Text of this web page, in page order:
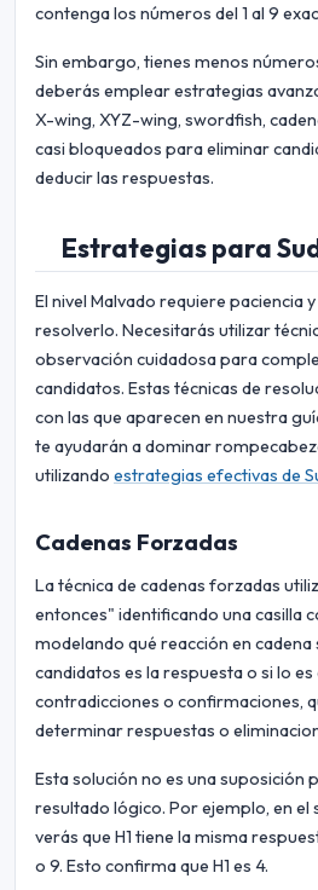
contenga los números del 1 al 9
Sin embargo, tienes menos
deberás emplear estrategias
X-wing, XYZ-wing, swordfish,
casi bloqueados para eliminar
deducir las respuestas.
Estrategias para
El nivel Malvado requiere paciencia
resolverlo. Necesitarás utilizar
observación cuidadosa para
candidatos. Estas técnicas de
con las que aparecen en nuestra
te ayudarán a dominar
utilizando estrategias efectivas de
Cadenas Forzadas
La técnica de cadenas forzadas
entonces" identificando una casilla
modelando qué reacción en cadena
candidatos es la respuesta o si lo
contradicciones o confirmaciones,
determinar respuestas o
Esta solución no es una suposición
resultado lógico. Por ejemplo, en el
verás que H1 tiene la misma
o 9. Esto confirma que H1 es 4.